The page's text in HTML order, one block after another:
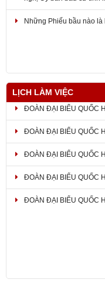
Những Phiếu bầu nào là
LỊCH LÀM VIỆC
ĐOÀN ĐẠI BIỂU QUỐC
ĐOÀN ĐẠI BIỂU QUỐC
ĐOÀN ĐẠI BIỂU QUỐC
ĐOÀN ĐẠI BIỂU QUỐC
ĐOÀN ĐẠI BIỂU QUỐC